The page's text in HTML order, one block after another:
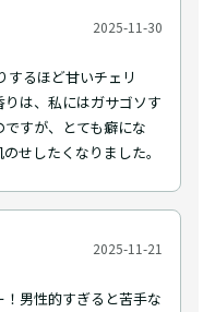
2025-11-30
するほど甘いチェリ
は、私にはガサゴソす
すが、とても癖にな
せしたくなりました。
2025-11-21
男性的すぎると苦手な